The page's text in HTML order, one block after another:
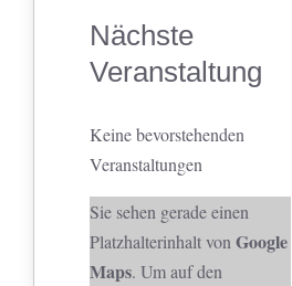
Nächste
Veranstaltung
Keine bevorstehenden
Veranstaltungen
Sie sehen gerade einen
Platzhalterinhalt vonGoogle
Maps. Um auf den